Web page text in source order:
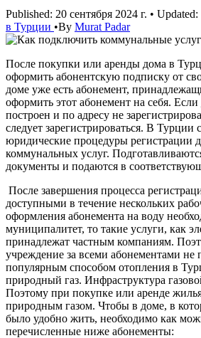
Published: 20 сентября 2024 г. •
в Турции •By Murat Padar
После покупки или аренды дома в
оформить абонентскую подписку от
доме уже есть абонемент,
оформить этот абонемент на себя. Если
построен и по адресу не
следует зарегистрироваться. В Турции
юридические процедуры регистрации
коммунальных услуг.
документы и подаются в
После завершения процесса
доступными в течение нескольких
оформления абонемента на воду
муниципалитет, то такие услуги, как
принадлежат частным компаниям.
учреждение за всеми абонементами
популярным способом отопления в
природный газ. Инфраструктура
Поэтому при покупке или аренде
природным газом. Чтобы в доме, в
было удобно жить, необходимо как
перечисленные ниже абонементы: